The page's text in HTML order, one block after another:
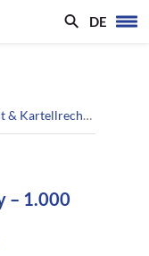
DE
& Kartellrecht ›
– 1.000